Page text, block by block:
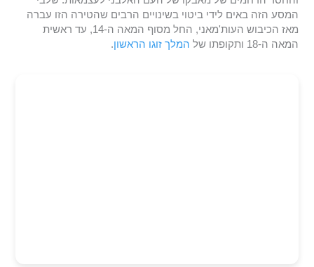
המסע הזה באים לידי ביטוי בשינויים הרבים שהטירה הזו עברה
מאז הכיבוש העות'מאני, החל מסוף המאה ה-14, עד ראשית
המאה ה-18 ותקופתו של
המלך זוגו הראשון.